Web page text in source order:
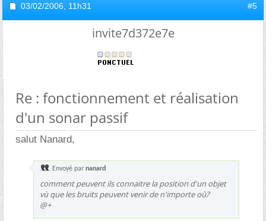
03/02/2006, 11h31 #5
invite7d372e7e
Re : fonctionnement et réalisation
d'un sonar passif
salut Nanard,
Envoyé par nanard
comment peuvent ils connaitre la position d'un objet
vù que les bruits peuvent venir de n'importe où?
@+